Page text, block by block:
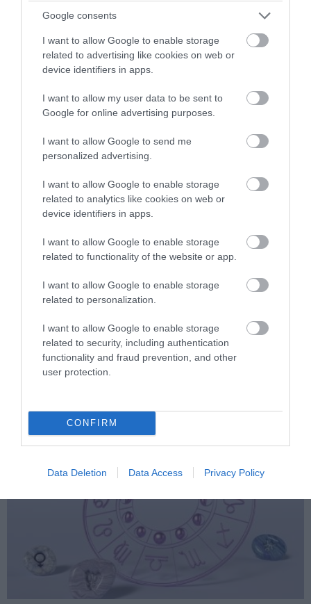
Google consents
I want to allow Google to enable storage
related to advertising like cookies on web or
device identifiers in apps.
I want to allow my user data to be sent to
Google for online advertising purposes.
I want to allow Google to send me
personalized advertising.
I want to allow Google to enable storage
related to analytics like cookies on web or
device identifiers in apps.
I want to allow Google to enable storage
related to functionality of the website or app.
I want to allow Google to enable storage
related to personalization.
I want to allow Google to enable storage
related to security, including authentication
functionality and fraud prevention, and other
user protection.
CONFIRM
Data Deletion Data Access Privacy Policy
PRONEWS.GR /ΑΣΤΡΑ & ΖΩΔΙΑ
Η Αφροδίτη φέρνει έρωτα, τύχη και νέες
ευκαιρίες: Τα 2 ζώδια που ευνοούνται το
Σαββατοκύριακο 8 και 9 Αυγούστου
07.08.2026 | 11:58
PRONEWS.GR /ΑΣΤΡΑ & ΖΩΔΙΑ
Δείχνει να μη νοιάζεται για κανέναν:
Aυτό είναι το λιγότερο στοργικό ζώδιο
07.08.2026 | 10:04